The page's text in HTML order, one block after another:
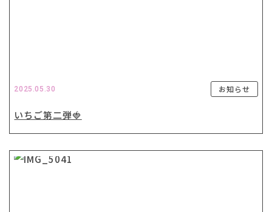
2025.05.30 お知らせ
いちご第二弾🍓